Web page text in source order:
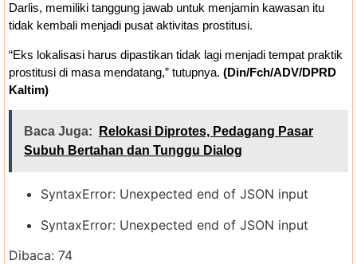
Darlis, memiliki tanggung jawab untuk menjamin kawasan itu
tidak kembali menjadi pusat aktivitas prostitusi.
“Eks lokalisasi harus dipastikan tidak lagi menjadi tempat praktik
prostitusi di masa mendatang,” tutupnya. (Din/Fch/ADV/DPRD
Kaltim)
Baca Juga:
Relokasi Diprotes, Pedagang Pasar
Subuh Bertahan dan Tunggu Dialog
SyntaxError: Unexpected end of JSON input
SyntaxError: Unexpected end of JSON input
Dibaca: 74